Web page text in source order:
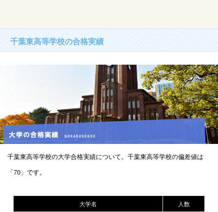
千葉東高等学校の合格実績
千葉東高等学校の大学合格実績について。千葉東高等学校の偏差値は
「70」です。
大学名 人数